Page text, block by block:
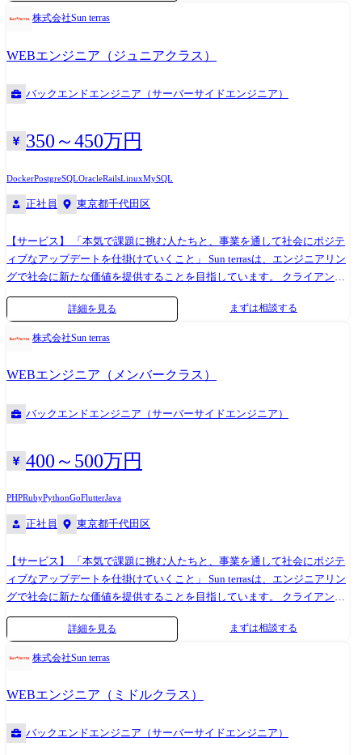
組み合わせつつ、新たな価値を提供するプロダクトの開発を、開発リー
だきます。 ・新規プロダクトの企画・開発・運用 ・提供中サービスの開
発・運用、顧客向けサービス提供業務 組織情報 加盟店(小売・流通・サ
ービス・中央省庁 等)に対し、決済代行サービスの提供と決済を中心とし
株式会社Sun terras
WEBエンジニア（ジュニアクラス）
バックエンドエンジニア（サーバーサイドエンジニア）
350～450万円
DockerPostgreSQLOracleRailsLinuxMySQL
正社員 東京都千代田区
【サービス】 「本気で課題に挑む人たちと、事業を通して社会にポジテ
ィブなアップデートを仕掛けていくこと」 Sun terrasは、エンジニアリン
グで社会に新たな価値を提供することを目指しています。 クライアント
の課題に真摯に向き合い、様々なサービスラインにより柔軟な支援をし
ていくことで社会をもっと便利に、豊かにアップデートします。 また、
Sun terrasは人とテクノロジーの可能性を信じて、可能性の種を育てアッ
ーディかつ安定的に提供し、中長期的に高水準で柔軟なシステム開発・
保守・運用や、開発体制の構築・サポートを行います。 【仕事内容】 ス
タートアップからエンタープライズまで幅広いクライアントと直接話を
ています。 その中で「要件定義〜開発〜リリース」「設計〜開発」「開
発のみ」のいずれかご希望に合わせて担当をお願いします。 対応領域と
きます。 【歩めるキャリアパス】 限定的な業務やキャリアパスではな
して活躍 「技術を極めたい」「開発エンジニアとしてプロフェッショナ
ルになりたい」という方に最適です。 マネジメントには関わらずひたす
ら技術力を上げていくことができます。 ●開発メンバー → テックリード
へ 機能修正や追加開発からスタートし、 現在のテックリードと一緒に
クライアントとの打ち合わせに同席するところからスタートします。
徐々に業務の幅を広げていき、手を動かしつつもチームを率いて頂きま
して事業戦略や営業戦略、組織醸成により力をいれるポジションに進む
ことも可能です。 エンジニア経験者ならではの視点や知識でどんどん提
言をし、プロフェッショナルなエンジニア組織をつくっていきましょ
う！ ●テックリード → より新規事業立ち上げの上流へ 新規事業立ち上
詳細を見る まずは相談する
株式会社Sun terras
WEBエンジニア（メンバークラス）
バックエンドエンジニア（サーバーサイドエンジニア）
400～500万円
PHPRubyPythonGoFlutterJava
正社員 東京都千代田区
【サービス】 「本気で課題に挑む人たちと、事業を通して社会にポジテ
ィブなアップデートを仕掛けていくこと」 Sun terrasは、エンジニアリン
グで社会に新たな価値を提供することを目指しています。 クライアント
の課題に真摯に向き合い、様々なサービスラインにより柔軟な支援をし
ていくことで社会をもっと便利に、豊かにアップデートします。 また、
ーディかつ安定的に提供し、中長期的に高水準で柔軟なシステム開発・
保守・運用や、開発体制の構築・サポートを行います。 【仕事内容】 ス
タートアップからエンタープライズまで幅広いクライアントと直接話を
詳細を見る まずは相談する
株式会社Sun terras
WEBエンジニア（ミドルクラス）
バックエンドエンジニア（サーバーサイドエンジニア）